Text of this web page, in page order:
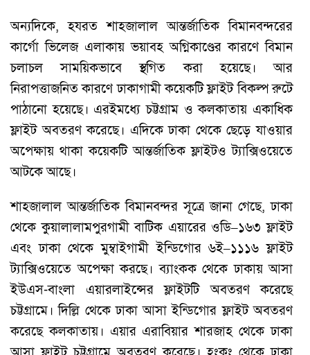
অন্যদিকে, হযরত শাহজালাল আন্তর্জাতিক বিমানবন্দরের
কার্গো ভিলেজ এলাকায় ভয়াবহ অগ্নিকাণ্ডের কারণে বিমান
চলাচল সাময়িকভাবে স্থগিত করা হয়েছে। আর
নিরাপত্তাজনিত কারণে ঢাকাগামী কয়েকটি ফ্লাইট বিকল্প রুটে
পাঠানো হয়েছে। এরইমধ্যে চট্টগ্রাম ও কলকাতায় একাধিক
ফ্লাইট অবতরণ করেছে। এদিকে ঢাকা থেকে ছেড়ে যাওয়ার
অপেক্ষায় থাকা কয়েকটি আন্তর্জাতিক ফ্লাইটও ট্যাক্সিওয়েতে
আটকে আছে।
শাহজালাল আন্তর্জাতিক বিমানবন্দর সূত্রে জানা গেছে, ঢাকা
থেকে কুয়ালালামপুরগামী বাটিক এয়ারের ওডি–১৬৩ ফ্লাইট
এবং ঢাকা থেকে মুম্বাইগামী ইন্ডিগোর ৬ই–১১১৬ ফ্লাইট
ট্যাক্সিওয়েতে অপেক্ষা করছে। ব্যাংকক থেকে ঢাকায় আসা
ইউএস-বাংলা এয়ারলাইন্সের ফ্লাইটটি অবতরণ করেছে
চট্টগ্রামে। দিল্লি থেকে ঢাকা আসা ইন্ডিগোর ফ্লাইট অবতরণ
করেছে কলকাতায়। এয়ার এরাবিয়ার শারজাহ থেকে ঢাকা
আসা ফ্লাইট চট্টগ্রামে অবতরণ করেছে। হংকং থেকে ঢাকা